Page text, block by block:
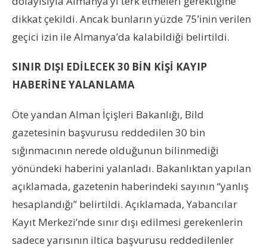
dikkat çekildi. Ancak bunların yüzde 75’inin verilen
geçici izin ile Almanya’da kalabildiği belirtildi.
SINIR DIŞI EDİLECEK 30 BİN KİŞİ KAYIP
HABERİNE YALANLAMA
Öte yandan Alman İçişleri Bakanlığı, Bild
gazetesinin başvurusu reddedilen 30 bin
sığınmacının nerede olduğunun bilinmediği
yönündeki haberini yalanladı. Bakanlıktan yapılan
açıklamada, gazetenin haberindeki sayının “yanlış
hesaplandığı” belirtildi. Açıklamada, Yabancılar
Kayıt Merkezi’nde sınır dışı edilmesi gerekenlerin
sadece yarısının iltica başvurusu reddedilenler